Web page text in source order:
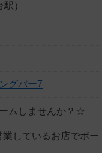
）
グバー7
ムしませんか？☆
しているお店でボー